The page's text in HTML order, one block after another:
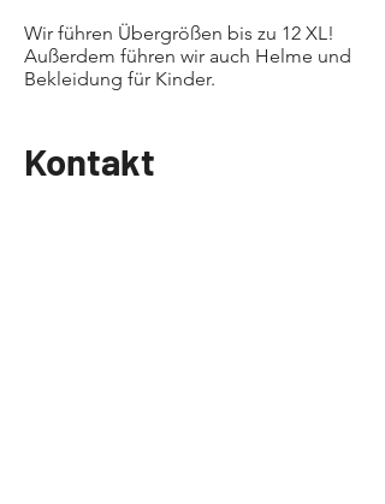
Wir führen Übergrößen bis zu 12 XL!
Außerdem führen wir auch Helme und
Bekleidung für Kinder.
Kontakt